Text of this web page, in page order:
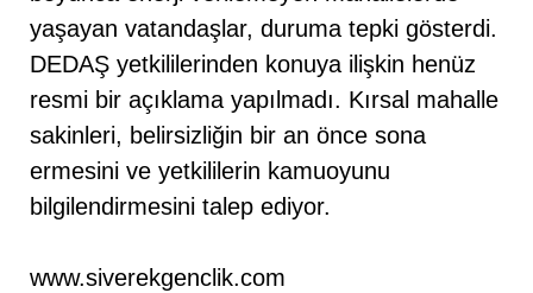
yaşayan vatandaşlar, duruma tepki gösterdi.
DEDAŞ yetkililerinden konuya ilişkin henüz
resmi bir açıklama yapılmadı. Kırsal mahalle
sakinleri, belirsizliğin bir an önce sona
ermesini ve yetkililerin kamuoyunu
bilgilendirmesini talep ediyor.
www.siverekgenclik.com